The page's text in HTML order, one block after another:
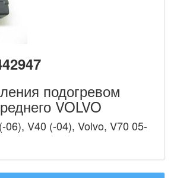
подогревом
VOLVO
06), V40 (-04), Volvo, V70 05-